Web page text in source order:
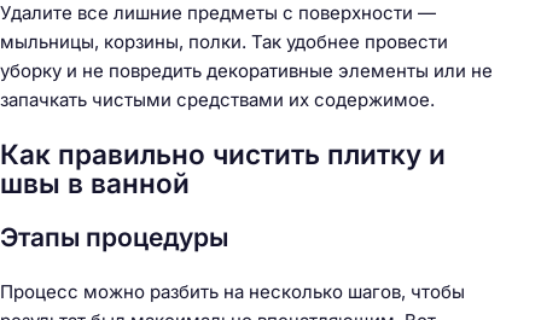
Удалите все лишние предметы с поверхности —
мыльницы, корзины, полки. Так удобнее провести
уборку и не повредить декоративные элементы или не
запачкать чистыми средствами их содержимое.
Как правильно чистить плитку и
швы в ванной
Этапы процедуры
Процесс можно разбить на несколько шагов, чтобы